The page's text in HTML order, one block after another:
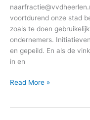
voortdurend onze stad
zoals te doen
ondernemers.
en gepeild. En als de
in en
Read More »